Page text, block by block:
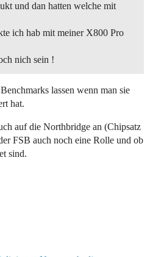
und dan hatten welche mit
ich hab mit meiner X800 Pro
nich sein !
lassen wenn man sie
hat.
auf die Northbridge an (Chipsatz
FSB auch noch eine Rolle und ob
sind.